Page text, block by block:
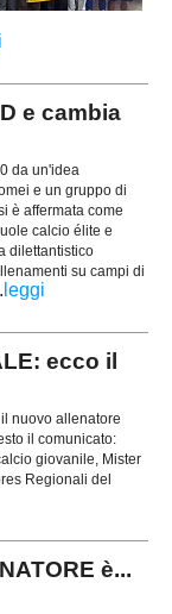
e cambia
da un'idea
e un gruppo di
è affermata come
calcio élite e
dilettantistico
su campi di
leggi
ecco il
nuovo allenatore
il comunicato:
giovanile, Mister
Regionali del
è...